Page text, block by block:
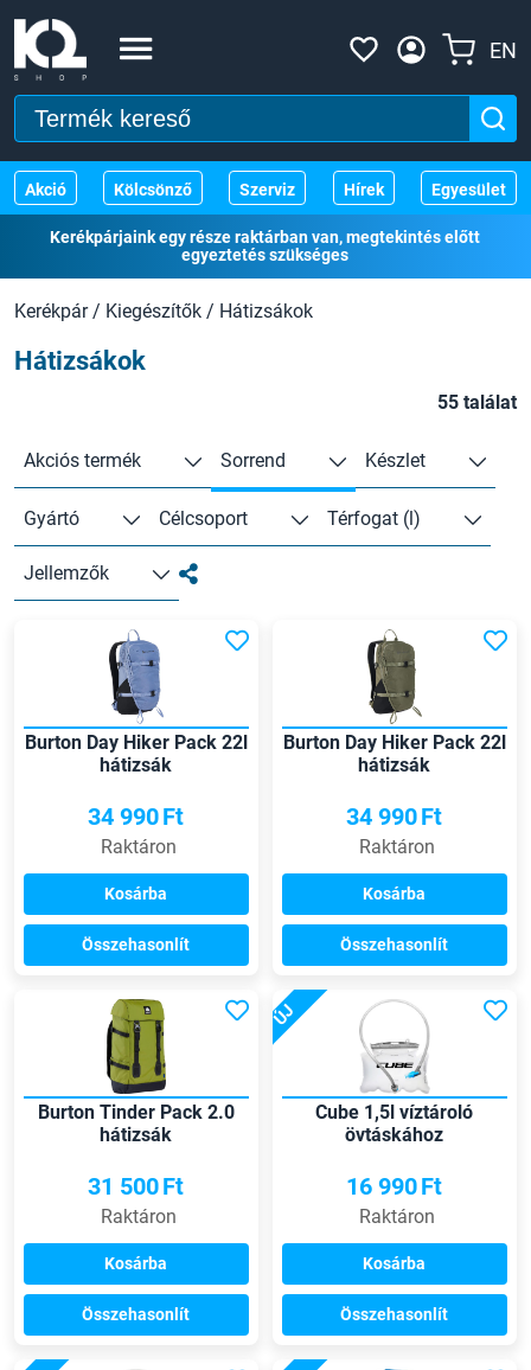
EN
Akció Kölcsönző Szerviz Hírek Egyesület
Kerékpárjaink egy része raktárban van, megtekintés előtt
egyeztetés szükséges
Kerékpár / Kiegészítők / Hátizsákok
Hátizsákok
55 találat
Akciós termék Sorrend Készlet
Gyártó Célcsoport Térfogat (l)
Jellemzők
Burton Day Hiker Pack 22l
hátizsák
34 990Ft
Raktáron
Kosárba
Összehasonlít
Burton Day Hiker Pack 22l
hátizsák
34 990Ft
Raktáron
Kosárba
Összehasonlít
Burton Tinder Pack 2.0
hátizsák
31 500Ft
Raktáron
Kosárba
Összehasonlít
ÚJ
Cube 1,5l víztároló
övtáskához
16 990Ft
Raktáron
Kosárba
Összehasonlít